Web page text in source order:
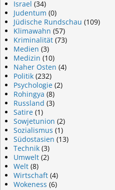
Israel (34)
Judentum (0)
Jüdische Rundschau (109)
Klimawahn (57)
Kriminalität (73)
Medien (3)
Medizin (10)
Naher Osten (4)
Politik (232)
Psychologie (2)
Rohingya (8)
Russland (3)
Satire (1)
Sowjetunion (2)
Sozialismus (1)
Südostasien (13)
Technik (3)
Umwelt (2)
Welt (8)
Wirtschaft (4)
Wokeness (6)